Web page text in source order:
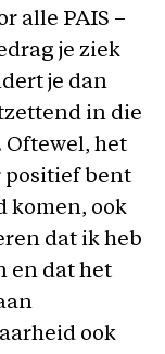
alle PAIS –
je ziek
je dan
in die
Oftewel, het
positief bent
komen, ook
dat ik heb
en dat het
ook